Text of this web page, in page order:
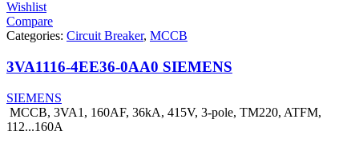
Wishlist
Compare
Categories: Circuit Breaker, MCCB
3VA1116-4EE36-0AA0 SIEMENS
SIEMENS
MCCB, 3VA1, 160AF, 36kA, 415V, 3-pole, TM220, ATFM,
112...160A